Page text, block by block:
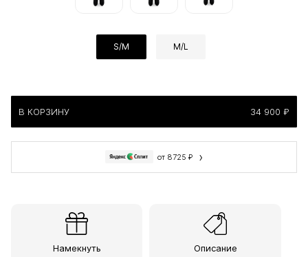
S/M M/L
В КОРЗИНУ 34 900 ₽
от 8725 ₽ ›
Намекнуть
Описание